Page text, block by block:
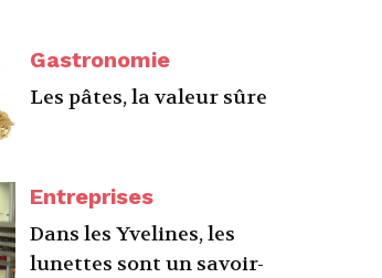
Gastronomie
Les pâtes, la valeur sûre
Entreprises
Dans les Yvelines, les
lunettes sont un savoir-